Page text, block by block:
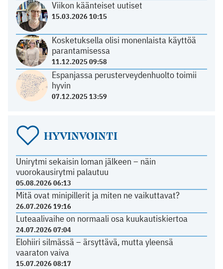
Viikon käänteiset uutiset
15.03.2026 10:15
Kosketuksella olisi monenlaista käyttöä
parantamisessa
11.12.2025 09:58
Espanjassa perusterveydenhuolto toimii
hyvin
07.12.2025 13:59
HYVINVOINTI
Unirytmi sekaisin loman jälkeen – näin
vuorokausirytmi palautuu
05.08.2026 06:13
Mitä ovat minipillerit ja miten ne vaikuttavat?
26.07.2026 19:16
Luteaalivaihe on normaali osa kuukautiskiertoa
24.07.2026 07:04
Elohiiri silmässä – ärsyttävä, mutta yleensä
vaaraton vaiva
15.07.2026 08:17